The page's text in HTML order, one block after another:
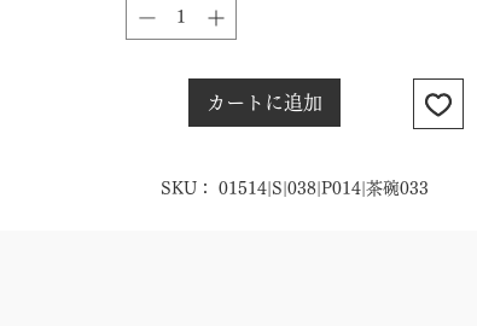
カートに追加
SKU： 01514|S|038|P014|茶碗033